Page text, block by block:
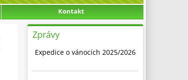
Kontakt
Zprávy
Expedice o vánocích 2025/2026